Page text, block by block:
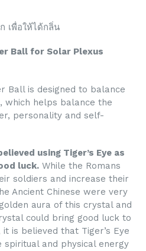
เพื่อให้ได้กลิ่น
Ball for Solar Plexus
Ball is designed to balance
which helps balance the
personality and self-
using Tiger’s Eye as
luck. While the Romans
soldiers and increase their
Ancient Chinese were very
aura of this crystal and
could bring good luck to
is believed that Tiger’s Eye
and physical energy